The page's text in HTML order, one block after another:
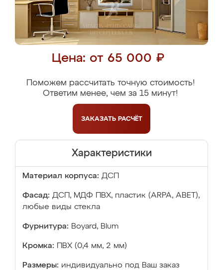
Цена: от 65 000 ₽
Поможем рассчитать точную стоимость!
Ответим менее, чем за 15 минут!
ЗАКАЗАТЬ РАСЧЁТ
Характеристики
Материал корпуса: ДСП
Фасад: ДСП, МДФ ПВХ, пластик (ARPA, ABET),
любые виды стекла
Фурнитура: Boyard, Blum
Кромка: ПВХ (0,4 мм, 2 мм)
Размеры: индивидуально под Ваш заказ